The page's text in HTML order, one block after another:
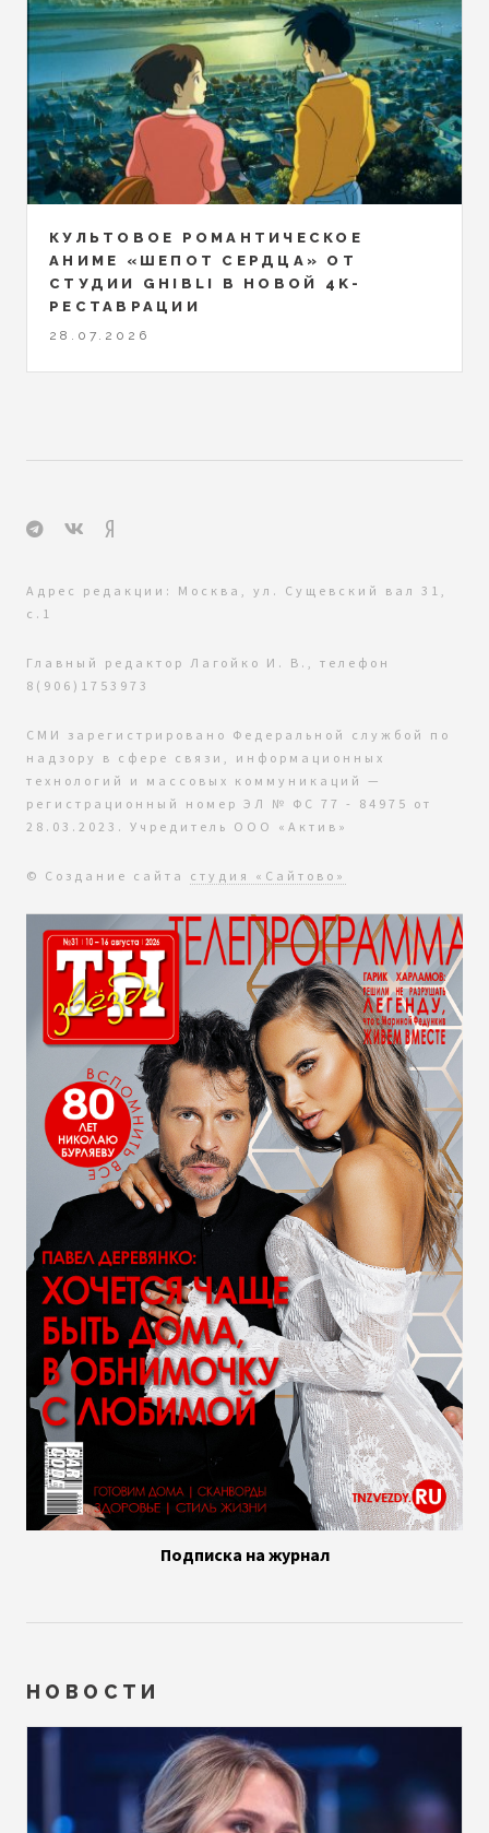
КУЛЬТОВОЕ РОМАНТИЧЕСКОЕ
АНИМЕ «ШЕПОТ СЕРДЦА» ОТ
СТУДИИ GHIBLI В НОВОЙ 4K-
РЕСТАВРАЦИИ
28.07.2026
Адрес редакции: Москва, ул. Сущевский вал 31,
с.1
Главный редактор Лагойко И. В., телефон
8(906)1753973
СМИ зарегистрировано Федеральной службой по
надзору в сфере связи, информационных
технологий и массовых коммуникаций —
регистрационный номер ЭЛ № ФС 77 - 84975 от
28.03.2023. Учредитель ООО «Актив»
© Создание сайта студия «Сайтово»
Подписка на журнал
НОВОСТИ